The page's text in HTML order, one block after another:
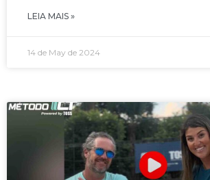
LEIA MAIS »
14 de May de 2024